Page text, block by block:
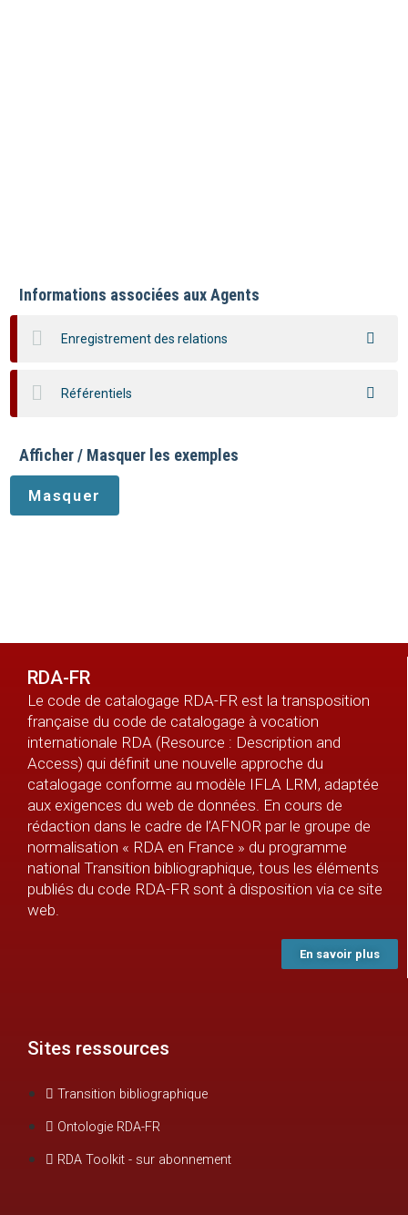
Informations associées aux Agents
Enregistrement des relations
Référentiels
Afficher / Masquer les exemples
RDA-FR
Le code de catalogage RDA-FR est la transposition
française du code de catalogage à vocation
internationale RDA (Resource : Description and
Access) qui définit une nouvelle approche du
catalogage conforme au modèle IFLA LRM, adaptée
aux exigences du web de données. En cours de
rédaction dans le cadre de l’AFNOR par le groupe de
normalisation « RDA en France » du programme
national Transition bibliographique, tous les éléments
publiés du code RDA-FR sont à disposition via ce site
web.
En savoir plus
Sites ressources
Transition bibliographique
Ontologie RDA-FR
RDA Toolkit - sur abonnement